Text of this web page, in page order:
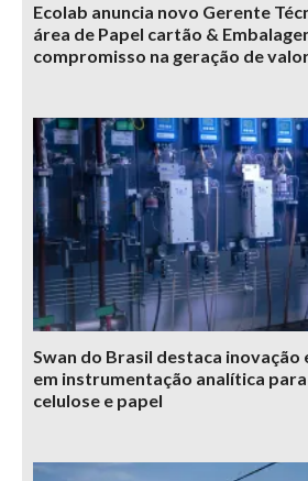
Ecolab anuncia novo Gerente
área de Papel cartão &
compromisso na geração de
Swan do Brasil destaca inovação
em instrumentação analítica
celulose e papel